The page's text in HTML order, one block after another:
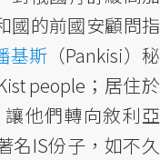
國的前國安顧問指
基斯（Pankisi）秘
people；居住於
他們轉向敘利亞
名IS份子，如不久